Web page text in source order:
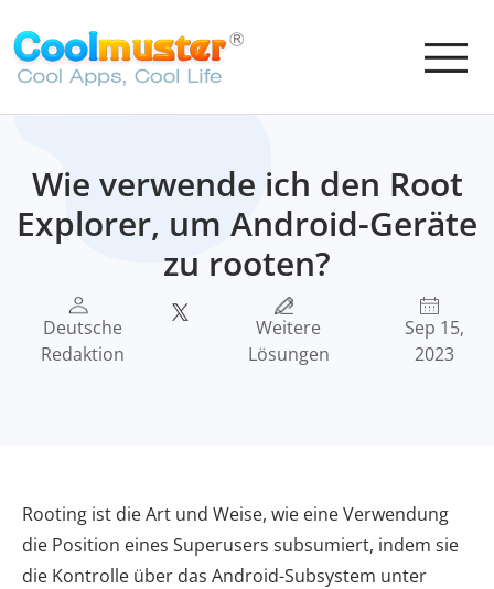
Wie verwende ich den Root
Explorer, um Android-Geräte
zu rooten?
Deutsche
Redaktion
Weitere
Lösungen
Sep 15,
2023
Rooting ist die Art und Weise, wie eine Verwendung
die Position eines Superusers subsumiert, indem sie
die Kontrolle über das Android-Subsystem unter